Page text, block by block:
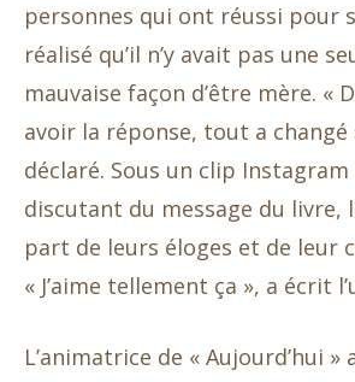
personnes qui ont réussi pour
réalisé qu’il n’y avait pas une
mauvaise façon d’être mère. «
avoir la réponse, tout a changé
déclaré. Sous un clip Instagram
discutant du message du livre,
part de leurs éloges et de leur
« J’aime tellement ça », a écrit
L’animatrice de « Aujourd’hui »